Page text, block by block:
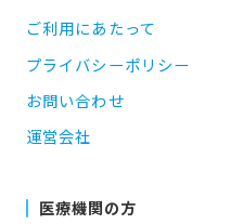
ご利用にあたって
プライバシーポリシー
お問い合わせ
運営会社
医療機関の方